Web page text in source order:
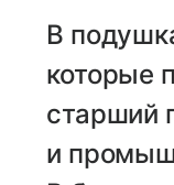
В
которые
старший
и